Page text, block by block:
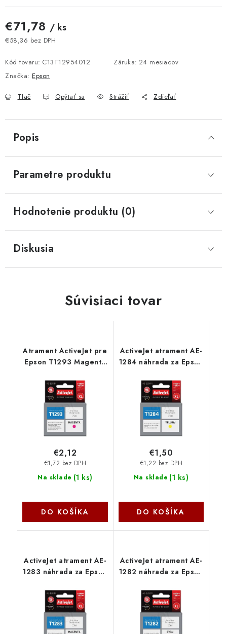
Obchodné podmienky
Formuláre na stiahnutie
€71,78 / ks
€58,36 bez DPH
Kód tovaru: C13T12954012 Záruka: 24 mesiacov
Značka: Epson
Tlač Opýtať sa Strážiť Zdieľať
Popis
Parametre produktu
Hodnotenie produktu (0)
Diskusia
Súvisiaci tovar
Atrament ActiveJet pre
Epson T1293 Magenta
1293N
Na sklade (1 ks)
€1,72 bez DPH
€2,12
DO KOŠÍKA
ActiveJet atrament AE-
1284 náhrada za Epson
1284 - AE-1284N
Na sklade (1 ks)
€1,22 bez DPH
€1,50
DO KOŠÍKA
ActiveJet atrament AE-
1283 náhrada za Epson
AE-1283 - AE-1283N
ActiveJet atrament AE-
1282 náhrada za Epson
1282 - AE-1282N